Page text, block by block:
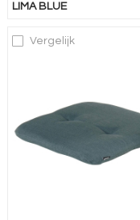
LIMA BLUE
Vergelijk